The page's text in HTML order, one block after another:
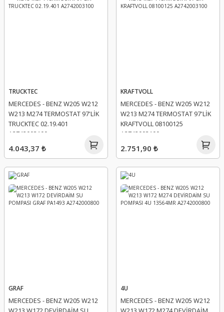
TRUCKTEC
MERCEDES - BENZ W205 W212
W213 M274 TERMOSTAT 97'LİK
TRUCKTEC 02.19.401
A2742003100
4.043,37 ₺
KRAFTVOLL
MERCEDES - BENZ W205 W212
W213 M274 TERMOSTAT 97'LİK
KRAFTVOLL 08100125
A2742003100
2.751,90 ₺
GRAF
MERCEDES - BENZ W205 W212
4U
MERCEDES - BENZ W205 W212